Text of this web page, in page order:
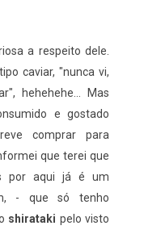
a respeito dele.
caviar, "nunca vi,
hehehehe... Mas
e gostado
comprar para
que terei que
por aqui já é um
- que só tenho
shirataki pelo visto